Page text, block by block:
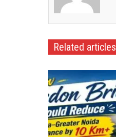
Related articles